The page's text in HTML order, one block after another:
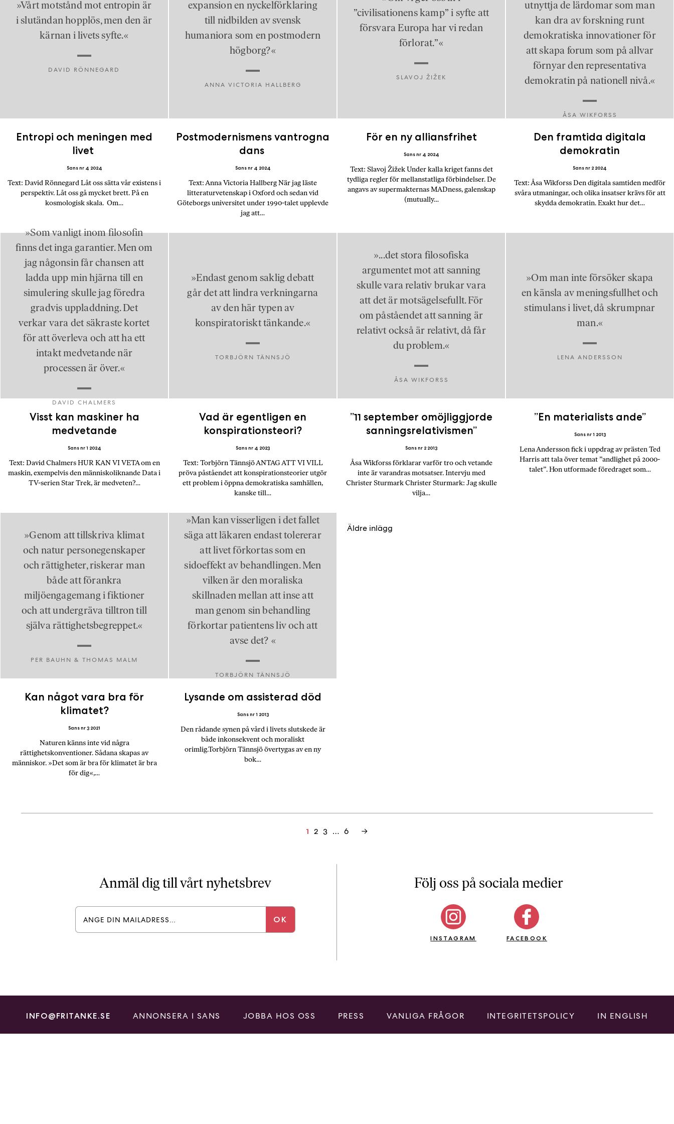
l
»Vårt motstånd mot entropin är
i slutändan hopplös, men den är
kärnan i livets syfte.«
DAVID RÖNNEGARD
Entropi och meningen med
livet
Sans nr 4 2024
Text: David Rönnegard Låt oss sätta vår existens i
perspektiv. Låt oss gå mycket brett. På en
kosmologisk skala. Om…
expansion en nyckelförklaring
till nidbilden av svensk
humaniora som en postmodern
högborg?«
ANNA VICTORIA HALLBERG
Postmodernismens vantrogna
dans
Sans nr 4 2024
Text: Anna Victoria Hallberg När jag läste
litteraturvetenskap i Oxford och sedan vid
Göteborgs universitet under 1990-talet upplevde
jag att…
”civilisationens kamp” i syfte att
försvara Europa har vi redan
förlorat.”«
SLAVOJ ŽIŽEK
För en ny alliansfrihet
Sans nr 4 2024
Text: Slavoj Žižek Under kalla kriget fanns det
tydliga regler för mellanstatliga förbindelser. De
angavs av supermakternas MADness, galenskap
(mutually…
utnyttja de lärdomar som man
kan dra av forskning runt
demokratiska innovationer för
att skapa forum som på allvar
förnyar den representativa
demokratin på nationell nivå.«
ÅSA WIKFORSS
Den framtida digitala
demokratin
Sans nr 2 2024
Text: Åsa Wikforss Den digitala samtiden medför
svåra utmaningar, och olika insatser krävs för att
skydda demokratin. Exakt hur det…
»Som vanligt inom filosofin
finns det inga garantier. Men om
jag någonsin får chansen att
ladda upp min hjärna till en
simulering skulle jag föredra
gradvis uppladdning. Det
verkar vara det säkraste kortet
för att överleva och att ha ett
intakt medvetande när
processen är över.«
DAVID CHALMERS
Visst kan maskiner ha
medvetande
Sans nr 1 2024
Text: David Chalmers HUR KAN VI VETA om en
maskin, exempelvis den människoliknande Data i
TV-serien Star Trek, är medveten?…
»Endast genom saklig debatt
går det att lindra verkningarna
av den här typen av
konspiratoriskt tänkande.«
TORBJÖRN TÄNNSJÖ
Vad är egentligen en
konspirationsteori?
Sans nr 4 2023
Text: Torbjörn Tännsjö ANTAG ATT VI VILL
pröva påståendet att konspirationsteorier utgör
ett problem i öppna demokratiska samhällen,
kanske till…
»...det stora filosofiska
argumentet mot att sanning
skulle vara relativ brukar vara
att det är motsägelsefullt. För
om påståendet att sanning är
relativt också är relativt, då får
du problem.«
ÅSA WIKFORSS
”11 september omöjliggjorde
sanningsrelativismen”
Sans nr 2 2013
Åsa Wikforss förklarar varför tro och vetande
inte är varandras motsatser. Intervju med
Christer Sturmark Christer Sturmark: Jag skulle
vilja…
»Om man inte försöker skapa
en känsla av meningsfullhet och
stimulans i livet, då skrumpnar
man.«
LENA ANDERSSON
”En materialists ande”
Sans nr 1 2013
Lena Andersson fick i uppdrag av prästen Ted
Harris att tala över temat ”andlighet på 2000-
talet”. Hon utformade föredraget som…
»Genom att tillskriva klimat
och natur personegenskaper
och rättigheter, riskerar man
både att förankra
miljöengagemang i fiktioner
och att undergräva tilltron till
själva rättighetsbegreppet.«
PER BAUHN & THOMAS MALM
Kan något vara bra för
klimatet?
Sans nr 3 2021
Naturen känns inte vid några
rättighetskonventioner. Sådana skapas av
människor. »Det som är bra för klimatet är bra
för dig«,…
»Man kan visserligen i det fallet
säga att läkaren endast tolererar
att livet förkortas som en
sidoeffekt av behandlingen. Men
vilken är den moraliska
skillnaden mellan att inse att
man genom sin behandling
förkortar patientens liv och att
avse det? «
TORBJÖRN TÄNNSJÖ
Lysande om assisterad död
Sans nr 1 2013
Den rådande synen på vård i livets slutskede är
både inkonsekvent och moraliskt
orimlig.Torbjörn Tännsjö övertygas av en ny
bok…
Äldre inlägg
1 2 3 … 6 →
Anmäl dig till vårt nyhetsbrev Följ oss på sociala medier
INSTAGRAM FACEBOOK
INFO@FRITANKE.SE ANNONSERA I SANS JOBBA HOS OSS PRESS VANLIGA FRÅGOR INTEGRITETSPOLICY IN ENGLISH